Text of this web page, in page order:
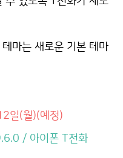
마는 새로운 기본 테마
일(월)(예정)
/ 아이폰 T전화